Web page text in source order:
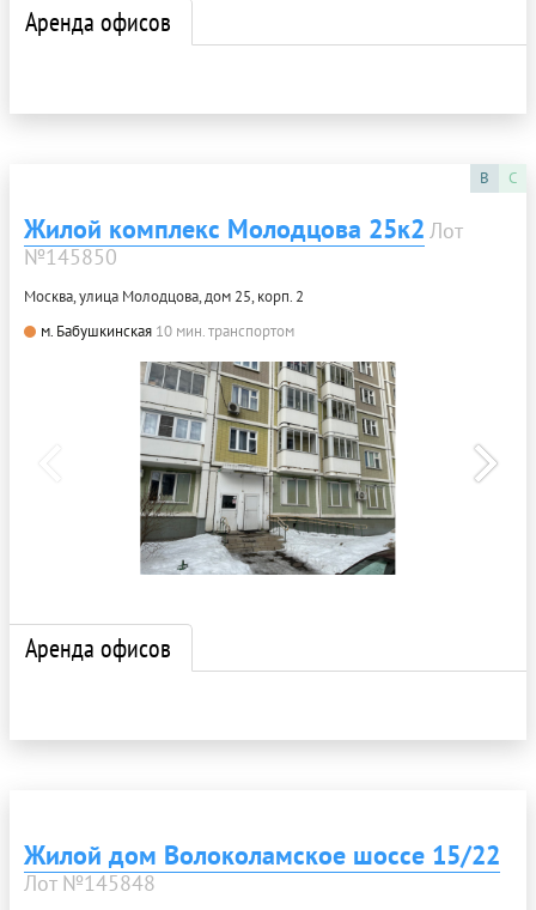
Аренда офисов
B C
Жилой комплекс Молодцова 25к2 Лот
№145850
Москва, улица Молодцова, дом 25, корп. 2
м. Бабушкинская 10 мин. транспортом
Аренда офисов
Жилой дом Волоколамское шоссе 15/22
Лот №145848